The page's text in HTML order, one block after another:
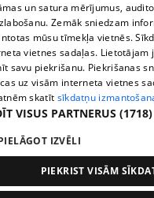
TV programma
Līguma noteikumi
360 Ziņu kontakti
Helio Media
Portāla palīdzības dienests:
All rights reserved.
un satura mērījumus,
Zemāk sniedzam
mūsu tīmekļa vietnēs.
vietnes sadaļas.
savu piekrišanu. Piekrišanas
uz visām interneta vietnes
skatīt sīkdatņu
VISUS PARTNERUS
IZVĒLI
PIEKRIST VISĀM